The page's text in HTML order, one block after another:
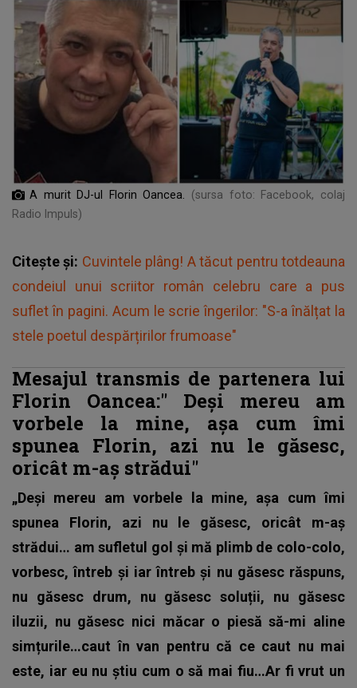
A murit DJ-ul Florin Oancea.
(sursa foto: Facebook, colaj
Radio Impuls)
Citește și: Cuvintele plâng! A tăcut pentru totdeauna
condeiul unui scriitor român celebru care a pus
suflet în pagini. Acum le scrie îngerilor: "S-a înălțat la
stele poetul despărțirilor frumoase"
Mesajul transmis de partenera lui
Florin Oancea:" Deși mereu am
vorbele la mine, așa cum îmi
spunea Florin, azi nu le găsesc,
oricât m-aș strădui"
„Deși mereu am vorbele la mine, așa cum îmi
spunea Florin, azi nu le găsesc, oricât m-aș
strădui… am sufletul gol și mă plimb de colo-colo,
vorbesc, întreb și iar întreb și nu găsesc răspuns,
nu găsesc drum, nu găsesc soluții, nu găsesc
iluzii, nu găsesc nici măcar o piesă să-mi aline
simțurile…caut în van pentru că ce caut nu mai
este, iar eu nu știu cum o să mai fiu…Ar fi vrut un